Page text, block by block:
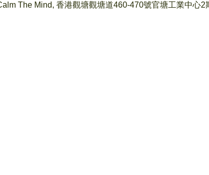
The Mind, 香港觀塘觀塘道460-470號官塘工業中心2